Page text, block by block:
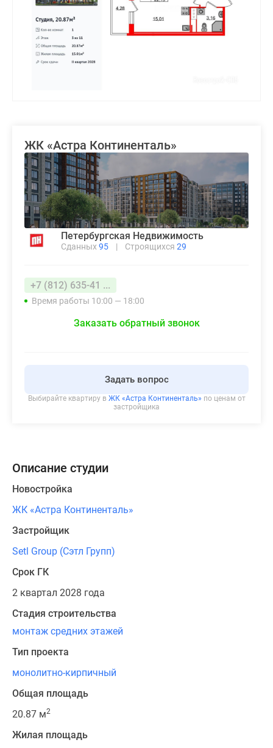
ЖК «Астра Континенталь»
Петербургская Недвижимость
Сданных 95 | Строящихся 29
+7 (812) 635-41 ...
Время работы 10:00 — 18:00
Заказать обратный звонок
Задать вопрос
Выбирайте квартиру в ЖК «Астра Континенталь» по ценам от
застройщика
Описание студии
Новостройка
ЖК «Астра Континенталь»
Застройщик
Setl Group (Сэтл Групп)
Срок ГК
2 квартал 2028 года
Стадия строительства
монтаж средних этажей
Тип проекта
монолитно-кирпичный
Общая площадь
20.87 м2
Жилая площадь